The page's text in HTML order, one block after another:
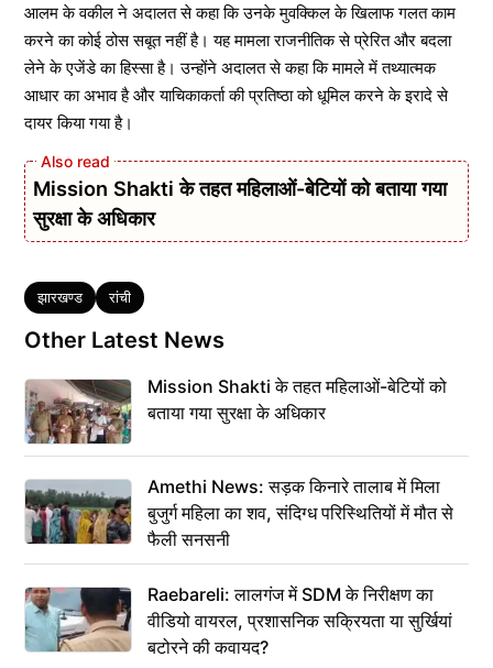
आलम के वकील ने अदालत से कहा कि उनके मुवक्किल के खिलाफ गलत काम
करने का कोई ठोस सबूत नहीं है। यह मामला राजनीतिक से प्रेरित और बदला
लेने के एजेंडे का हिस्सा है। उन्होंने अदालत से कहा कि मामले में तथ्यात्मक
आधार का अभाव है और याचिकाकर्ता की प्रतिष्ठा को धूमिल करने के इरादे से
दायर किया गया है।
Mission Shakti के तहत महिलाओं-बेटियों को बताया गया
सुरक्षा के अधिकार
Tags
झारखण्ड रांची
Other Latest News
Mission Shakti के तहत महिलाओं-बेटियों को
बताया गया सुरक्षा के अधिकार
Amethi News: सड़क किनारे तालाब में मिला
बुजुर्ग महिला का शव, संदिग्ध परिस्थितियों में मौत से
फैली सनसनी
Raebareli: लालगंज में SDM के निरीक्षण का
वीडियो वायरल, प्रशासनिक सक्रियता या सुर्खियां
बटोरने की कवायद?